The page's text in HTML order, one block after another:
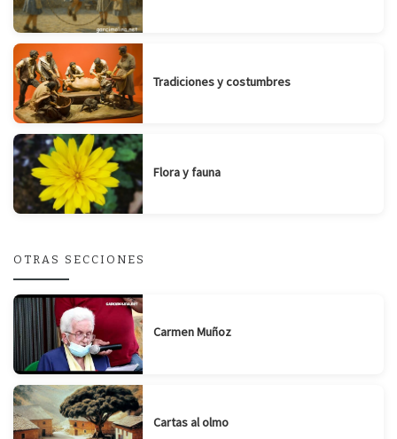
Tradiciones y costumbres
Flora y fauna
OTRAS SECCIONES
Carmen Muñoz
Cartas al olmo